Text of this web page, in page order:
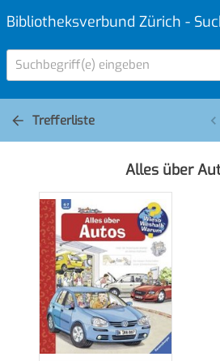
Bibliotheksverbund Zürich -
Suchbegriff(e) eingeben
Trefferliste
Alles über